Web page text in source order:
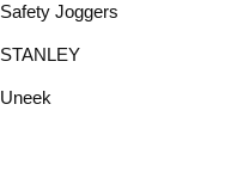
Safety Joggers
STANLEY
Uneek